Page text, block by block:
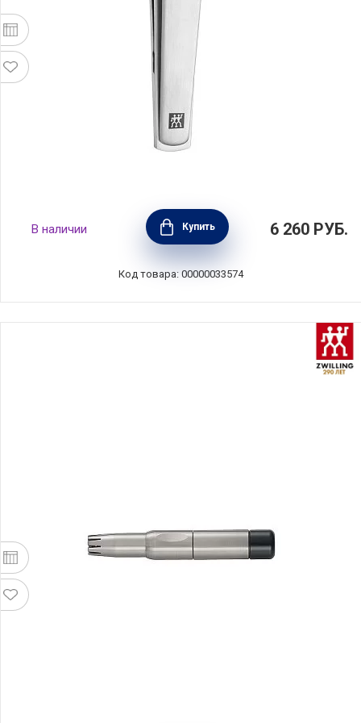
Щипчики для ногтей 85 мм TWINOX,
нержавеющая сталь, Zwilling J.A. Henckels,
42444-200
В наличии Купить 6 260 РУБ.
Код товара: 00000033574